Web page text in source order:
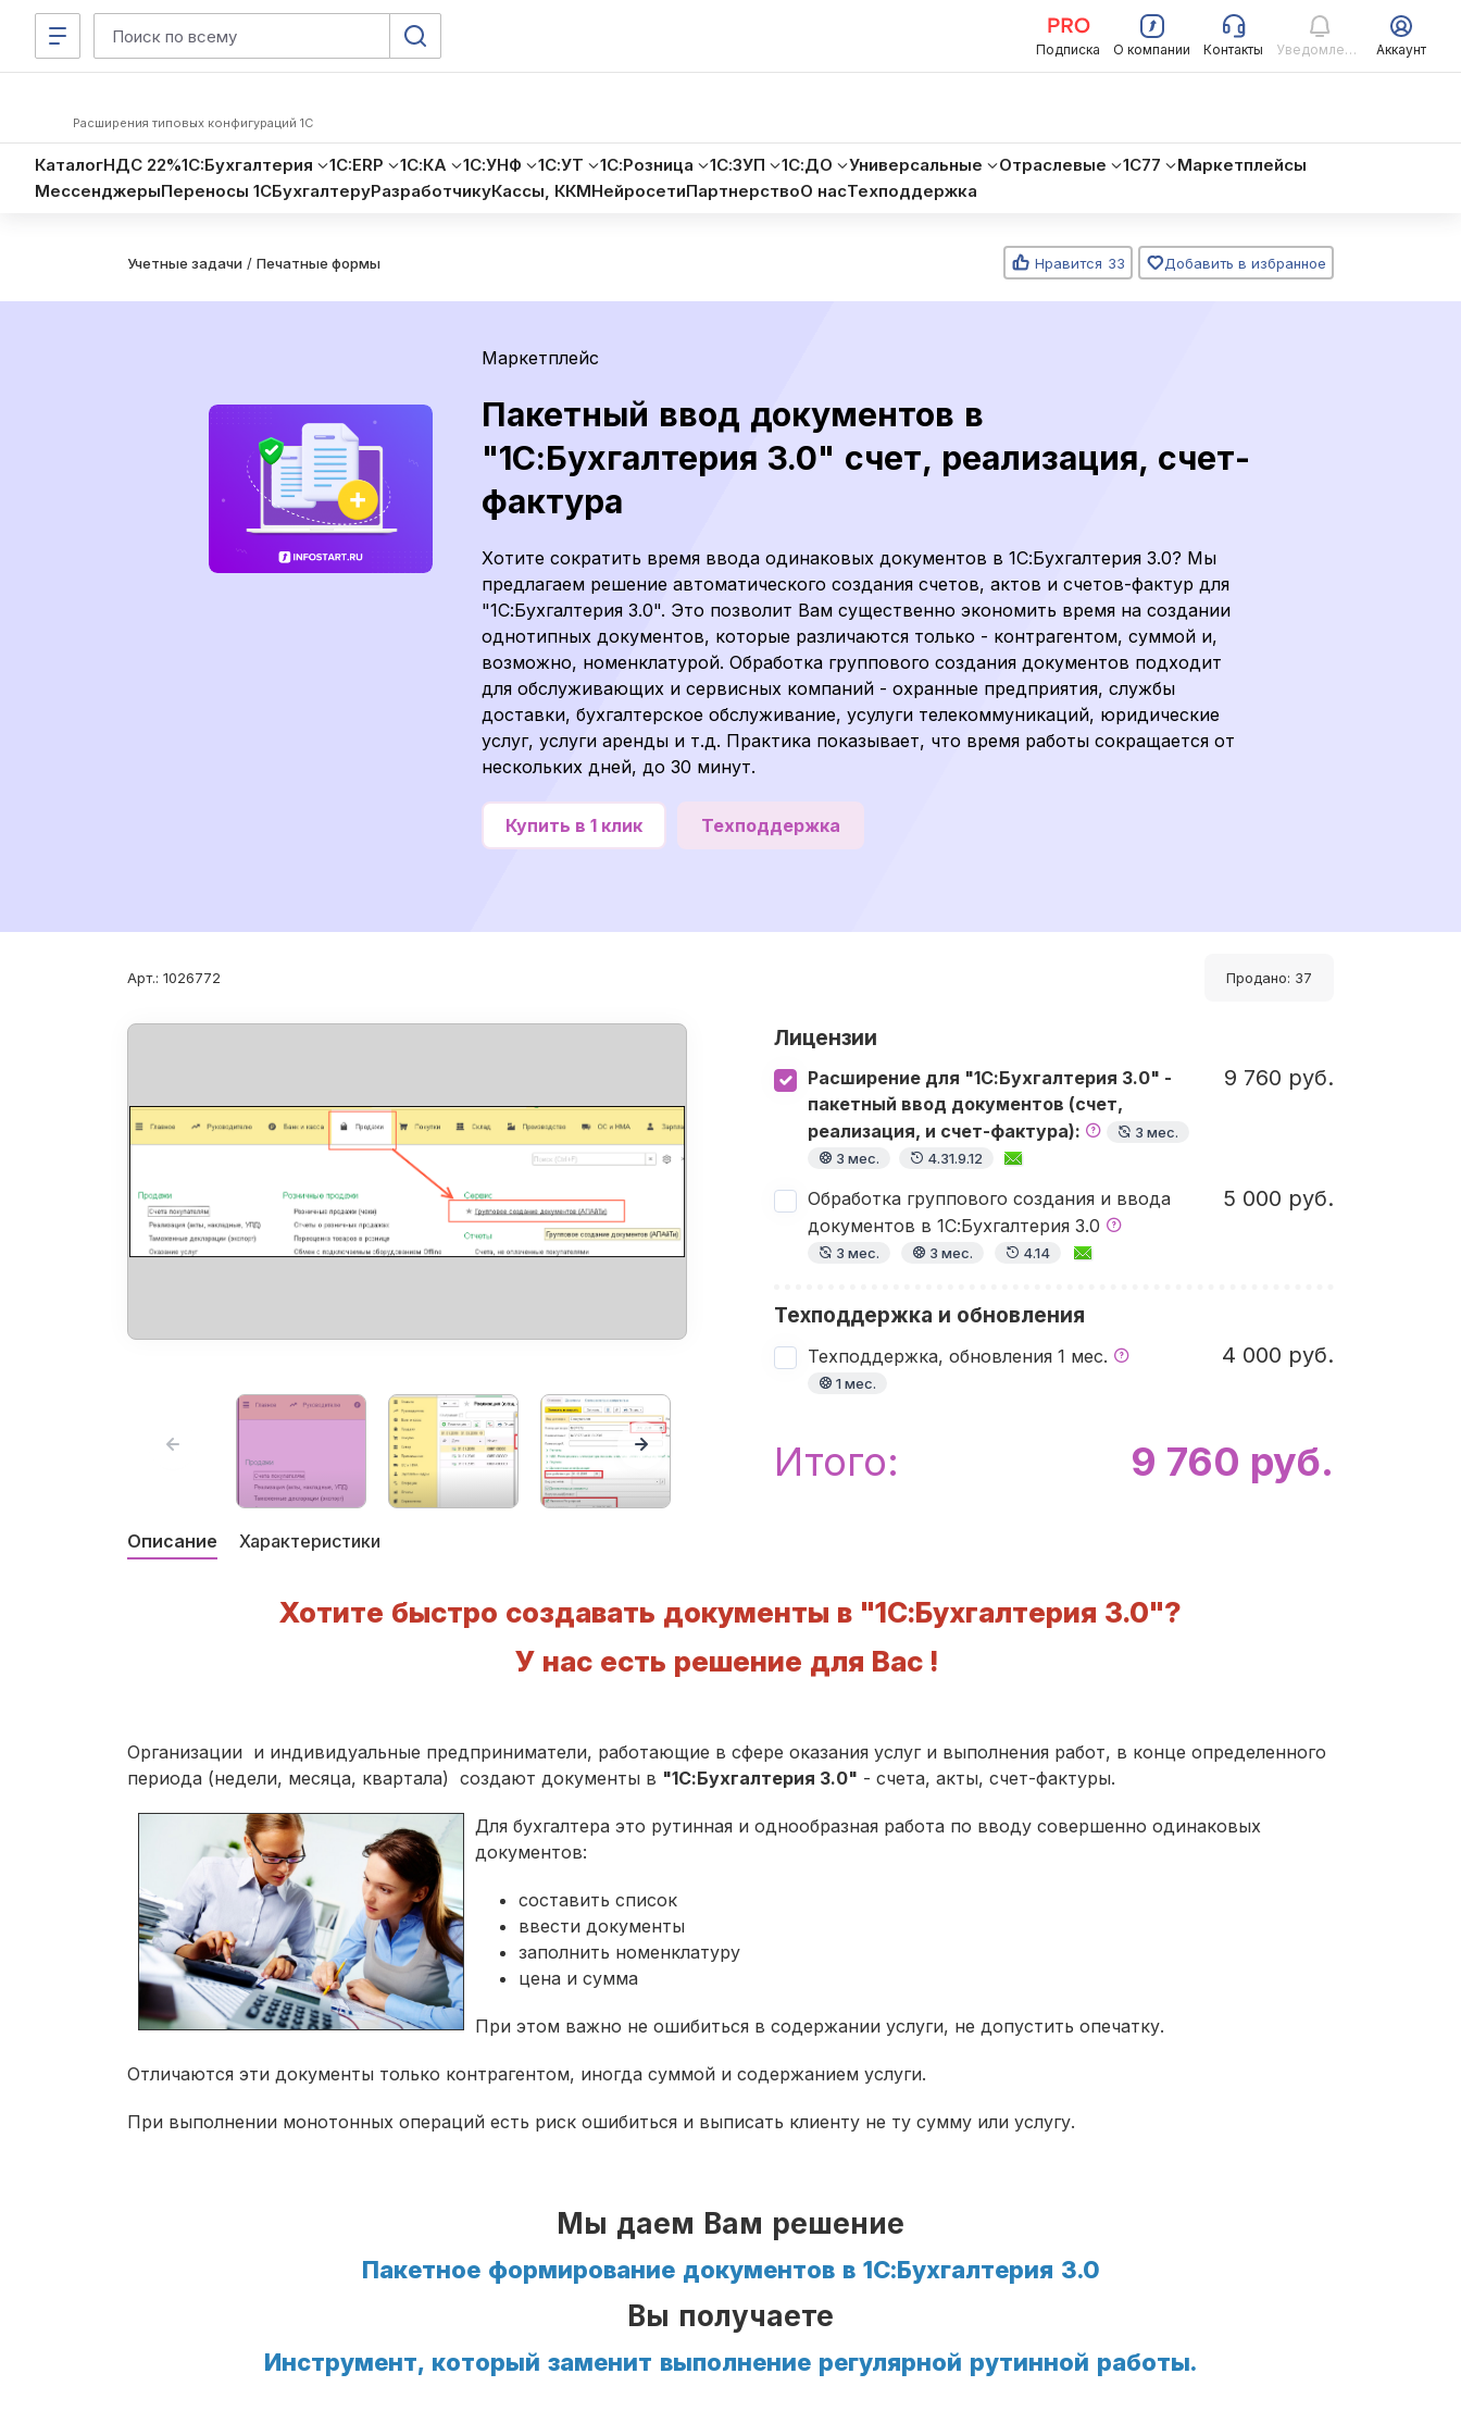
Подписка О компании Контакты Уведомления Аккаунт
Расширения типовых конфигураций 1С
КаталогНДС 22%1C:Бухгалтерия 1C:ERP 1С:КА 1С:УНФ 1С:УТ 1С:Розница 1С:ЗУП 1С:ДО Универсальные Отраслевые 1C77
Маркетплейсы
МессенджерыПереносы 1СБухгалтеруРазработчикуКассы, ККМНейросетиПартнерствоО насТехподдержка
Учетные задачи / Печатные формы Нравится 33 Добавить в избранное
Маркетплейс
Пакетный ввод документов в
"1С:Бухгалтерия 3.0" счет, реализация, счет-
фактура
Хотите сократить время ввода одинаковых документов в 1С:Бухгалтерия 3.0? Мы
предлагаем решение автоматического создания счетов, актов и счетов-фактур для
"1С:Бухгалтерия 3.0". Это позволит Вам существенно экономить время на создании
однотипных документов, которые различаются только - контрагентом, суммой и,
возможно, номенклатурой. Обработка группового создания документов подходит
для обслуживающих и сервисных компаний - охранные предприятия, службы
доставки, бухгалтерское обслуживание, усулуги телекоммуникаций, юридические
услуг, услуги аренды и т.д. Практика показывает, что время работы сокращается от
нескольких дней, до 30 минут.
Купить в 1 клик Техподдержка
Арт.: 1026772 Продано: 37
Лицензии
Расширение для "1С:Бухгалтерия 3.0" -
пакетный ввод документов (счет,
реализация, и счет-фактура):
3 мес.
3 мес.
4.31.9.12
9 760 руб.
Обработка группового создания и ввода
документов в 1С:Бухгалтерия 3.0
3 мес. 3 мес. 4.14
5 000 руб.
Техподдержка и обновления
Техподдержка, обновления 1 мес.
1 мес.
4 000 руб.
Итого: 9 760 руб.
Описание Характеристики
Хотите быстро создавать документы в "1С:Бухгалтерия 3.0"?
У нас есть решение для Вас !
Организации и индивидуальные предприниматели, работающие в сфере оказания услуг и выполнения работ, в конце определенного
периода (недели, месяца, квартала) создают документы в "1С:Бухгалтерия 3.0" - счета, акты, счет-фактуры.
Для бухгалтера это рутинная и однообразная работа по вводу совершенно одинаковых
документов:
составить список
ввести документы
заполнить номенклатуру
цена и сумма
При этом важно не ошибиться в содержании услуги, не допустить опечатку.
Отличаются эти документы только контрагентом, иногда суммой и содержанием услуги.
При выполнении монотонных операций есть риск ошибиться и выписать клиенту не ту сумму или услугу.
Мы даем Вам решение
Пакетное формирование документов в 1С:Бухгалтерия 3.0
Вы получаете
Инструмент, который заменит выполнение регулярной рутинной работы.